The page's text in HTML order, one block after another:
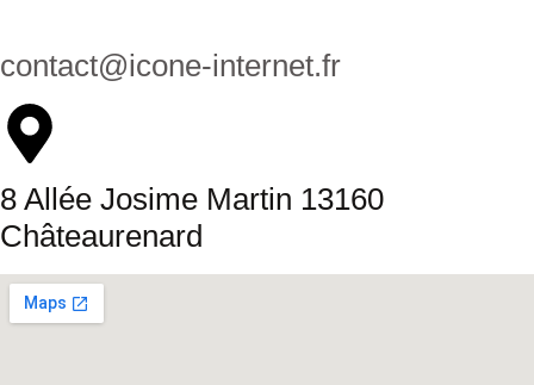
contact@icone-internet.fr
8 Allée Josime Martin 13160
Châteaurenard